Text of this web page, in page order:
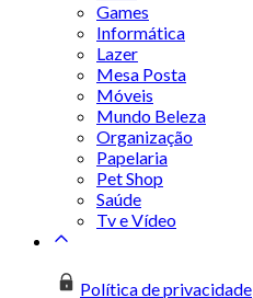
Games
Informática
Lazer
Mesa Posta
Móveis
Mundo Beleza
Organização
Papelaria
Pet Shop
Saúde
Tv e Vídeo
Política de privacidade